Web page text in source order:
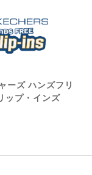
ーズ ハンズフリ
ップ・インズ